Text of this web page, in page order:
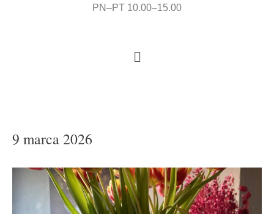
PN–PT 10.00–15.00
Menu
9 marca 2026